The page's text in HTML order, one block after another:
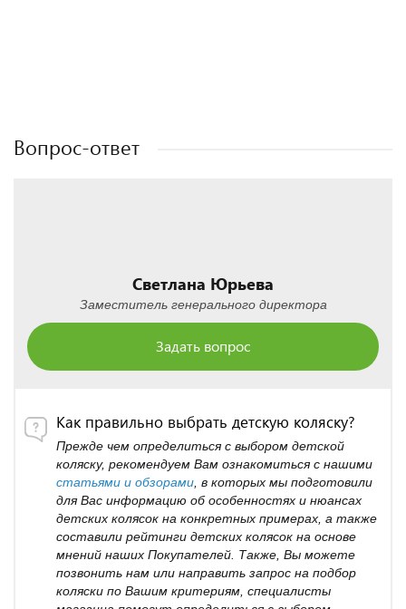
Вопрос-ответ
Светлана Юрьева
Заместитель генерального директора
Задать вопрос
Как правильно выбрать детскую коляску?
Прежде чем определиться с выбором детской
коляску, рекомендуем Вам ознакомиться с нашими
статьями и обзорами , в которых мы подготовили
для Вас информацию об особенностях и нюансах
детских колясок на конкретных примерах, а также
составили рейтинги детских колясок на основе
мнений наших Покупателей. Также, Вы можете
позвонить нам или направить запрос на подбор
коляски по Вашим критериям, специалисты